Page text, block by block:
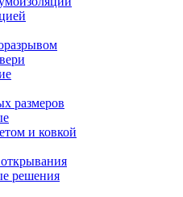
размеров
и ковкой
решения